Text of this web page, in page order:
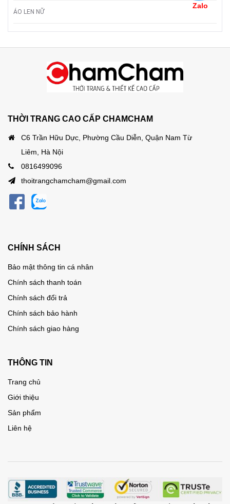
ÁO LEN NỮ
THỜI TRANG CAO CẤP CHAMCHAM
C6 Trần Hữu Dực, Phường Cầu Diễn, Quận Nam Từ
Liêm, Hà Nội
0816499096
thoitrangchamcham@gmail.com
CHÍNH SÁCH
Bảo mật thông tin cá nhân
Chính sách thanh toán
Chính sách đổi trả
Chính sách bảo hành
Chính sách giao hàng
THÔNG TIN
Trang chủ
Giới thiệu
Sản phẩm
Liên hệ
Zalo